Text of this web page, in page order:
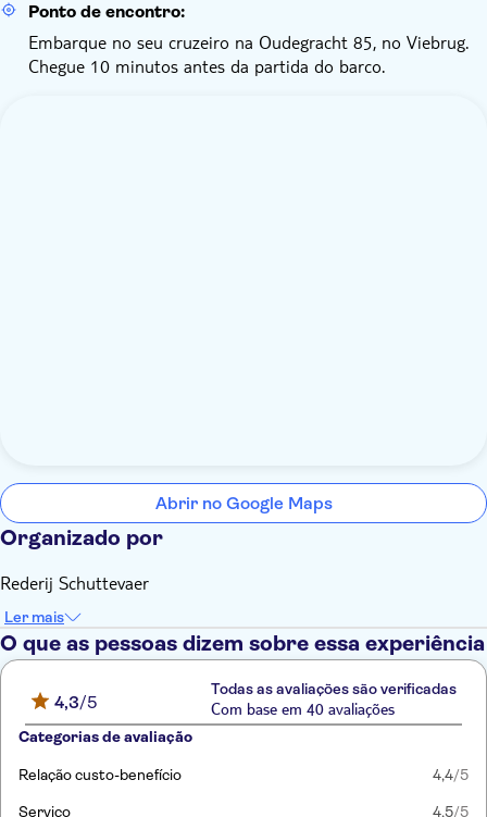
Ponto de encontro:
Embarque no seu cruzeiro na Oudegracht 85, no Viebrug.
Chegue 10 minutos antes da partida do barco.
Abrir no Google Maps
Organizado por
Rederij Schuttevaer
Ler mais
O que as pessoas dizem sobre essa experiência
4,3/5
Todas as avaliações são verificadas
Com base em 40 avaliações
Categorias de avaliação
Relação custo-benefício 4,4/5
Serviço 4,5/5